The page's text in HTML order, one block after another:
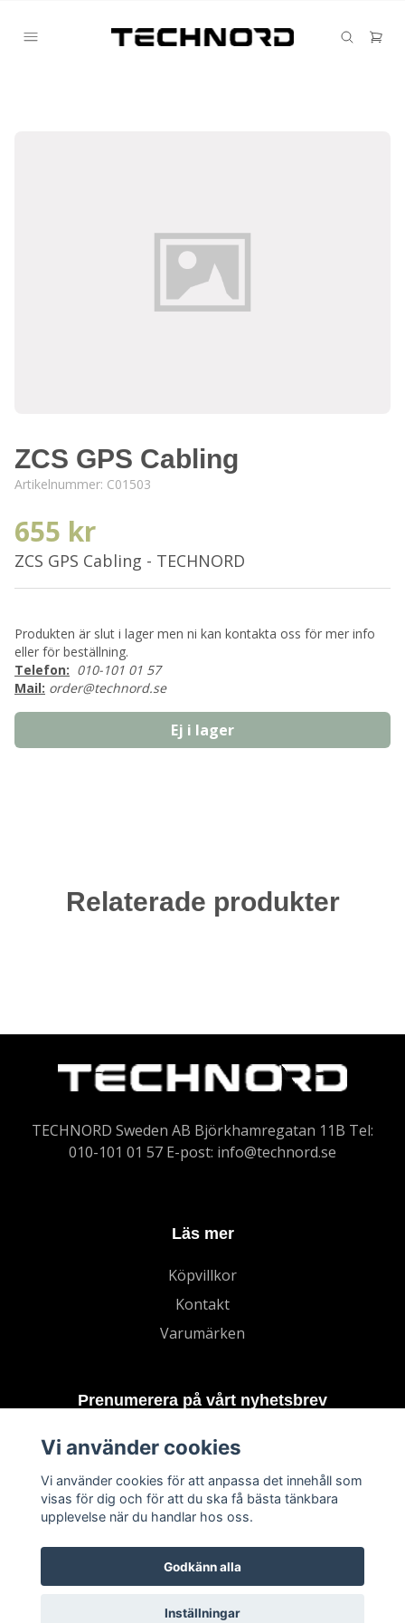
ZCS GPS Cabling
Artikelnummer: C01503
655 kr
ZCS GPS Cabling - TECHNORD
Produkten är slut i lager men ni kan kontakta oss för mer info
eller för beställning.
Telefon: 010-101 01 57
Mail: order@technord.se
Ej i lager
Relaterade produkter
TECHNORD Sweden AB Björkhamregatan 11B Tel:
010-101 01 57 E-post: info@technord.se
Läs mer
Köpvillkor
Kontakt
Varumärken
Prenumerera på vårt nyhetsbrev
Vi använder cookies
Vi använder cookies för att anpassa det innehåll som
visas för dig och för att du ska få bästa tänkbara
upplevelse när du handlar hos oss.
Godkänn alla
Inställningar